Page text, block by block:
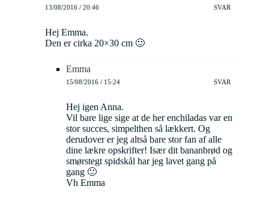
13/08/2016 / 20:46 SVAR
Hej Emma.
Den er cirka 20×30 cm 🙂
Emma
15/08/2016 / 15:24 SVAR
Hej igen Anna.
Vil bare lige sige at de her enchiladas var en
stor succes, simpelthen så lækkert. Og
derudover er jeg altså bare stor fan af alle
dine lækre opskrifter! Især dit bananbrød og
smørstegt spidskål har jeg lavet gang på
gang 🙂
Vh Emma